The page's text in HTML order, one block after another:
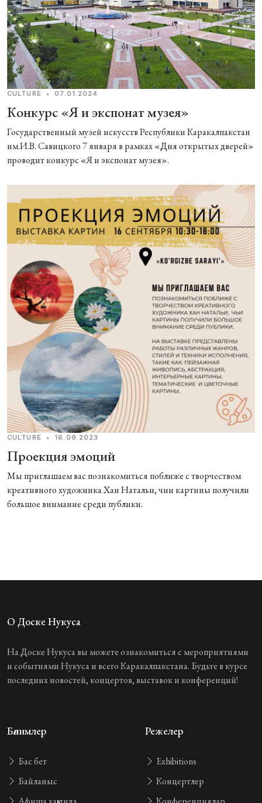
CULTURE • 07.01.2024
Конкурс «Я и экспонат музея»
Государственный музей искусств Республики Каракалпакстан
им.И.В. Савицкого 7 января в рамках «Дня открытых дверей»
проводит конкурс «Я и экспонат музея».
CULTURE • 16.09.2023
Проекция эмоций
Мы приглашаем вас познакомиться поближе с творчеством
креативного художника Хан Натальи, чии картины получили
большое внимание среди публики.
О Доске Нукуса
На Доске Нукуса вы можете ознакомиться с мероприятиями
и событиями Нукуса и всего Каракалпакстана. Будьте в курсе
последних новостей, концертов, выставок и конференций!
Бөлимлер
Бас бет
Байланыс
Режелер
Exhibitions
Концертлер